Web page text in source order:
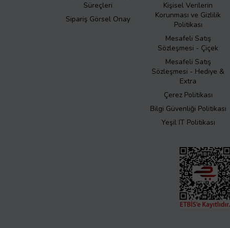
Süreçleri
Sipariş Görsel Onay
Kişisel Verilerin
Korunması ve Gizlilik
Politikası
Mesafeli Satış
Sözleşmesi - Çiçek
Mesafeli Satış
Sözleşmesi - Hediye &
Extra
Çerez Politikası
Bilgi Güvenliği Politikası
Yeşil IT Politikası